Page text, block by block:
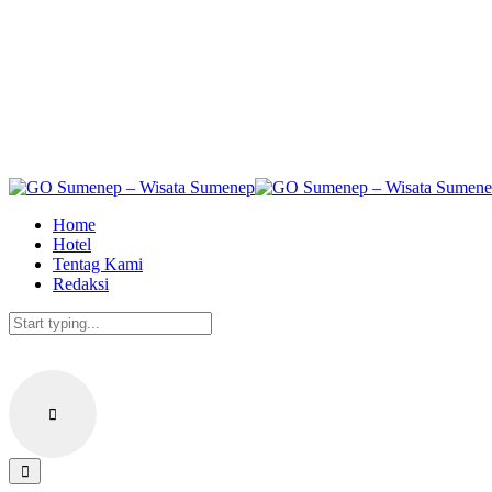
Home
Hotel
Tentag Kami
Redaksi